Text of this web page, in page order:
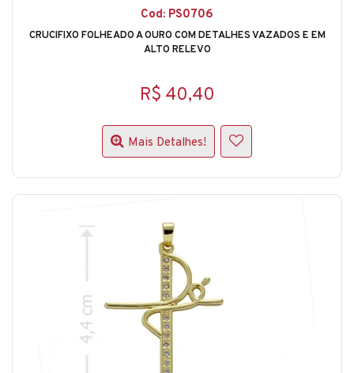
Cod: PS0706
CRUCIFIXO FOLHEADO A OURO COM DETALHES VAZADOS E EM
ALTO RELEVO
R$ 40,40
Mais Detalhes!